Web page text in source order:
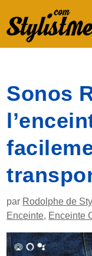
Sonos
par Rodolphe de
Enceinte, Enceinte